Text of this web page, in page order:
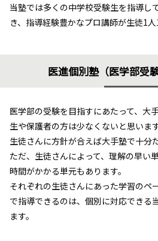
当塾では多くの中学校受験生を指導し
き、指導経験豊かなプロ講師が生徒1人
医進個別塾（医学部受
医学部の受験を目指すにあたって、大
生や保護者の方は少なくないと思います
生徒さんに方針が合えば大手塾で十分
ただ、生徒さんによって、理解の早い
時間がかかる単元もあります。
それぞれの生徒さんにあった学習のペ
で指導できるのは、個別に対応できる
ます。